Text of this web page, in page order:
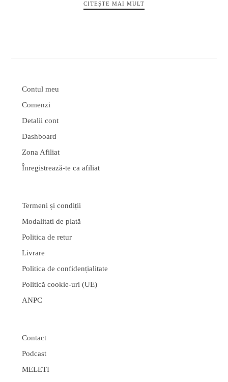
CITEȘTE MAI MULT
Contul meu
Comenzi
Detalii cont
Dashboard
Zona Afiliat
Înregistrează-te ca afiliat
Termeni și condiții
Modalitati de plată
Politica de retur
Livrare
Politica de confidențialitate
Politică cookie-uri (UE)
ANPC
Contact
Podcast
MELETI